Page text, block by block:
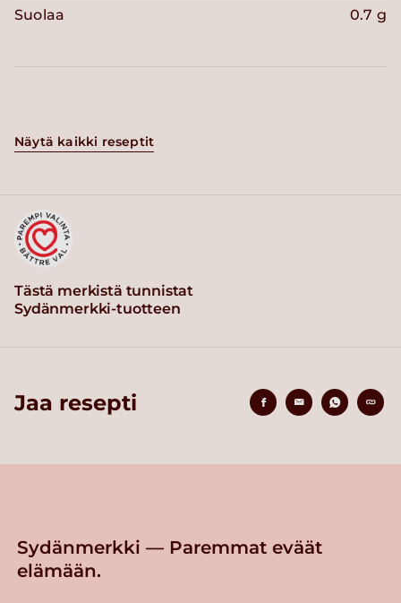
Suolaa 0.7 g
Näytä kaikki reseptit
Tästä merkistä tunnistat
Sydänmerkki-tuotteen
Jaa resepti
Sydänmerkki — Paremmat eväät
elämään.